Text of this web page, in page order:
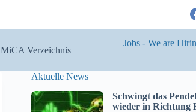
MiCA Verzeichnis
Jobs - We are
Aktuelle News
Schwingt das
wieder in Richtung